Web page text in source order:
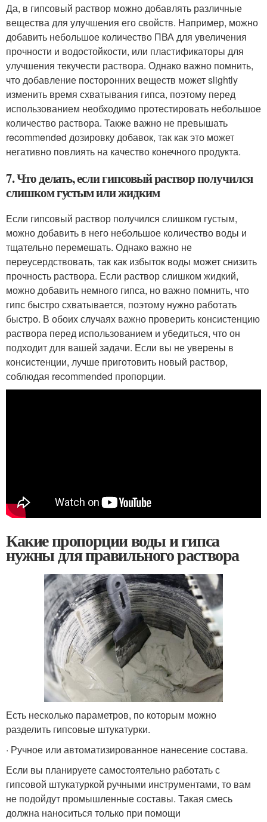
Да, в гипсовый раствор можно добавлять различные
вещества для улучшения его свойств. Например, можно
добавить небольшое количество ПВА для увеличения
прочности и водостойкости, или пластификаторы для
улучшения текучести раствора. Однако важно помнить,
что добавление посторонних веществ может slightly
изменить время схватывания гипса, поэтому перед
использованием необходимо протестировать небольшое
количество раствора. Также важно не превышать
recommended дозировку добавок, так как это может
негативно повлиять на качество конечного продукта.
7. Что делать, если гипсовый раствор получился
слишком густым или жидким
Если гипсовый раствор получился слишком густым,
можно добавить в него небольшое количество воды и
тщательно перемешать. Однако важно не
переусердствовать, так как избыток воды может снизить
прочность раствора. Если раствор слишком жидкий,
можно добавить немного гипса, но важно помнить, что
гипс быстро схватывается, поэтому нужно работать
быстро. В обоих случаях важно проверить консистенцию
раствора перед использованием и убедиться, что он
подходит для вашей задачи. Если вы не уверены в
консистенции, лучше приготовить новый раствор,
соблюдая recommended пропорции.
Какие пропорции воды и гипса
нужны для правильного раствора
Есть несколько параметров, по которым можно
разделить гипсовые штукатурки.
· Ручное или автоматизированное нанесение состава.
Если вы планируете самостоятельно работать с
гипсовой штукатуркой ручными инструментами, то вам
не подойдут промышленные составы. Такая смесь
должна наноситься только при помощи